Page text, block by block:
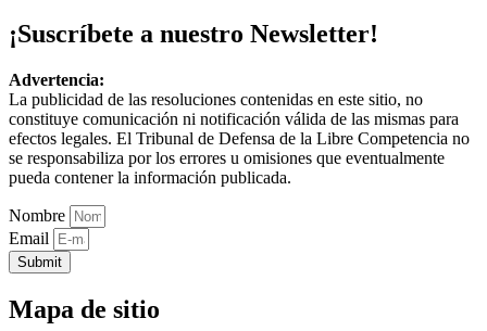
¡Suscríbete a nuestro Newsletter!
Advertencia:
La publicidad de las resoluciones contenidas en este sitio, no
constituye comunicación ni notificación válida de las mismas para
efectos legales. El Tribunal de Defensa de la Libre Competencia no
se responsabiliza por los errores u omisiones que eventualmente
pueda contener la información publicada.
Nombre
Email
Submit
Mapa de sitio